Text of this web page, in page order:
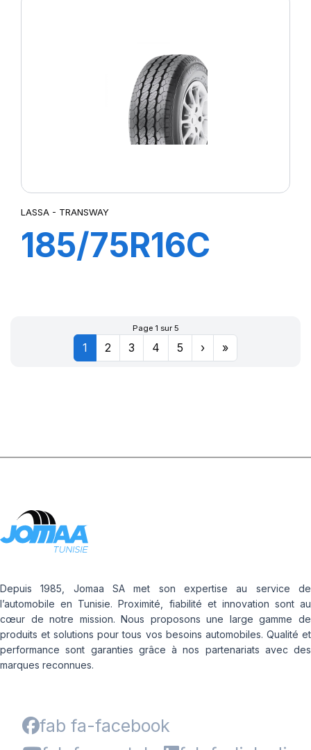
LASSA - TRANSWAY
185/75R16C
TRANSWAY
Page 1 sur 5
1 2 3 4 5 › »
Depuis 1985, Jomaa SA met son expertise au service de
l’automobile en Tunisie. Proximité, fiabilité et innovation sont au
cœur de notre mission. Nous proposons une large gamme de
produits et solutions pour tous vos besoins automobiles. Qualité et
performance sont garanties grâce à nos partenariats avec des
marques reconnues.
fab fa-facebook